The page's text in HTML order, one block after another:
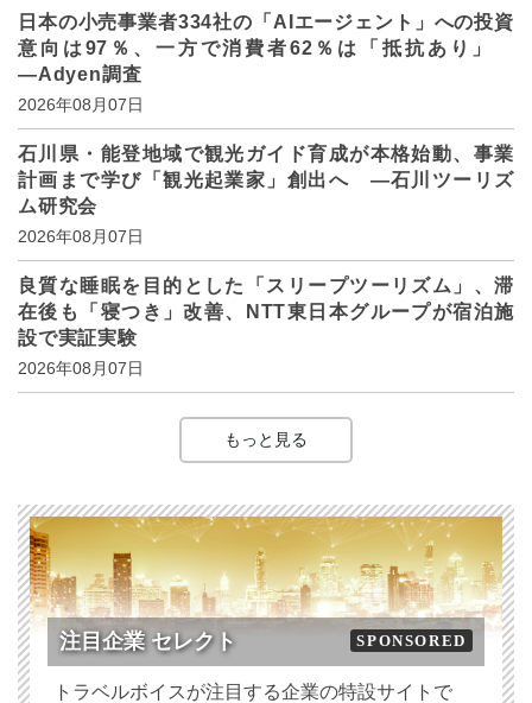
日本の小売事業者334社の「AIエージェント」への投資
意向は97％、一方で消費者62％は「抵抗あり」
―Adyen調査
2026年08月07日
石川県・能登地域で観光ガイド育成が本格始動、事業
計画まで学び「観光起業家」創出へ ―石川ツーリズ
ム研究会
2026年08月07日
良質な睡眠を目的とした「スリープツーリズム」、滞
在後も「寝つき」改善、NTT東日本グループが宿泊施
設で実証実験
2026年08月07日
もっと見る
注目企業 セレクト SPONSORED
トラベルボイスが注目する企業の特設サイトで